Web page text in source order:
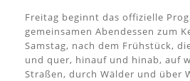
Freitag beginnt das offizielle
gemeinsamen Abendessen zum
Samstag, nach dem Frühstück,
und quer, hinauf und hinab, auf
Straßen, durch Wälder und über